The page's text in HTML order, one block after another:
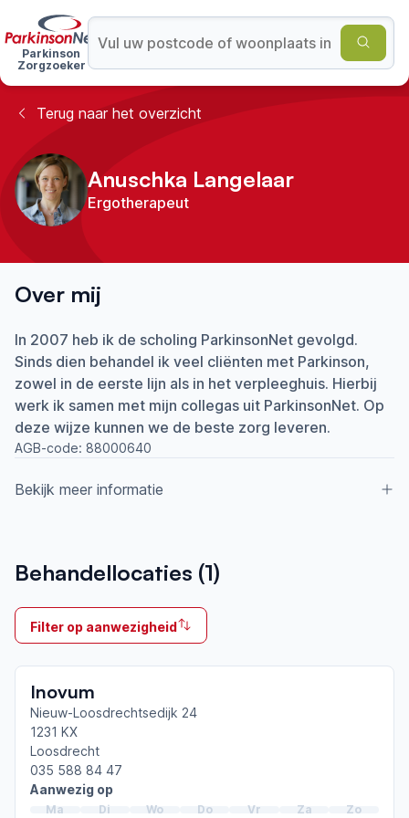
Parkinson
Zorgzoeker
Terug naar het overzicht
Anuschka Langelaar
Ergotherapeut
Over mij
In 2007 heb ik de scholing ParkinsonNet gevolgd.
Sinds dien behandel ik veel cliënten met Parkinson,
zowel in de eerste lijn als in het verpleeghuis. Hierbij
werk ik samen met mijn collegas uit ParkinsonNet. Op
deze wijze kunnen we de beste zorg leveren.
AGB-code: 88000640
Bekijk meer informatie
2006
Ik behandel
Op locatie & Thuis
netwerk
Gooi
Afgeronde ParkinsonNet-scholingen
ParkinsonNet congres 2025
ParkinsonNet congres 2023
Behandellocaties (1)
Filter op aanwezigheid
Inovum
Nieuw-Loosdrechtsedijk 24
1231 KX
Loosdrecht
035 588 84 47
Aanwezig op
Ma Di Wo Do Vr Za Zo